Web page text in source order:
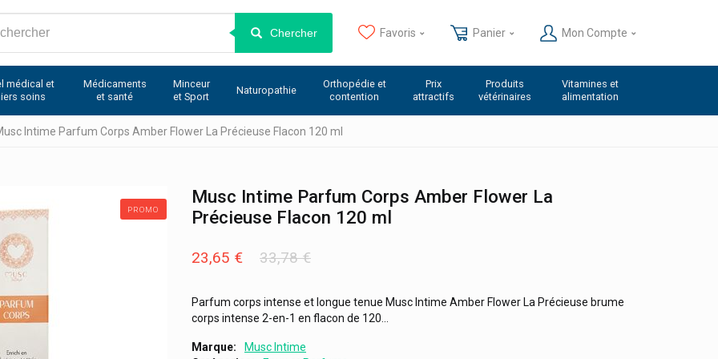
Chercher Favoris Panier Mon Compte
médical et
soins
Médicaments
et santé
Minceur
et Sport
Naturopathie
Orthopédie et
contention
Prix
attractifs
Produits
vétérinaires
Vitamines et
alimentation
Intime Parfum Corps Amber Flower La Précieuse Flacon 120 ml
PROMO
Musc Intime Parfum Corps Amber Flower La
Précieuse Flacon 120 ml
23,65 € 33,78 €
Parfum corps intense et longue tenue Musc Intime Amber Flower La Précieuse brume
corps intense 2-en-1 en flacon de 120...
Marque
Musc Intime